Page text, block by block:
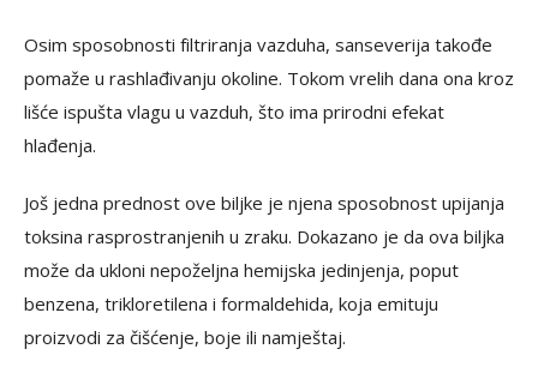
Osim sposobnosti filtriranja vazduha, sanseverija takođe
pomaže u rashlađivanju okoline. Tokom vrelih dana ona kroz
lišće ispušta vlagu u vazduh, što ima prirodni efekat
hlađenja.
Još jedna prednost ove biljke je njena sposobnost upijanja
toksina rasprostranjenih u zraku. Dokazano je da ova biljka
može da ukloni nepoželjna hemijska jedinjenja, poput
benzena, trikloretilena i formaldehida, koja emituju
proizvodi za čišćenje, boje ili namještaj.